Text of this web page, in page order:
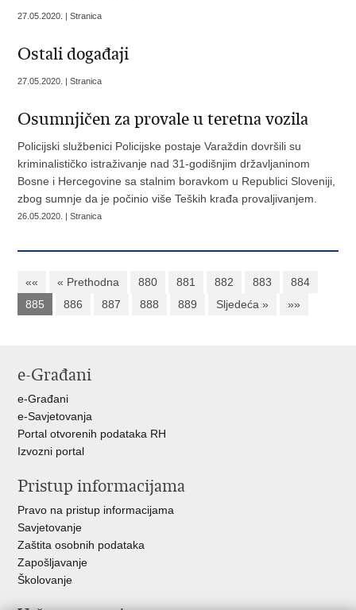
27.05.2020. | Stranica
Ostali događaji
27.05.2020. | Stranica
Osumnjičen za provale u teretna vozila
Policijski službenici Policijske postaje Varaždin dovršili su
kriminalističko istraživanje nad 31-godišnjim državljaninom
Bosne i Hercegovine sa stalnim boravkom u Republici Sloveniji,
zbog sumnje da je počinio više Teških krađa provaljivanjem.
26.05.2020. | Stranica
«« « Prethodna 880 881 882 883
884
885
886 887 888 889 Sljedeća » »»
e-Građani
e-Građani
e-Savjetovanja
Portal otvorenih podataka RH
Izvozni portal
Pristup informacijama
Pravo na pristup informacijama
Savjetovanje
Zaštita osobnih podataka
Zapošljavanje
Školovanje